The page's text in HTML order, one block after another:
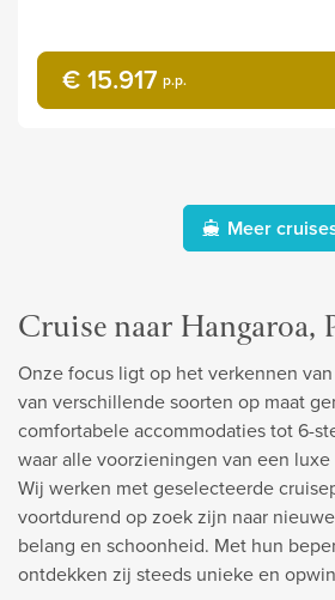
€ 15.917 p.p.
Meer
Cruise naar Hangaroa,
Onze focus ligt op het verkennen
van verschillende soorten op maat
comfortabele accommodaties tot 6-
waar alle voorzieningen van een
Wij werken met geselecteerde
voortdurend op zoek zijn naar
belang en schoonheid. Met hun
ontdekken zij steeds unieke en